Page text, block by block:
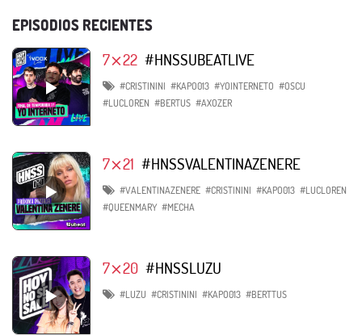
EPISODIOS RECIENTES
7⨯22 #HNSSUBEATLIVE
#CRISTININI #KAPO013 #YOINTERNETO #OSCU
#LUCLOREN #BERTUS #AXOZER
7⨯21 #HNSSVALENTINAZENERE
#VALENTINAZENERE #CRISTININI #KAPO013 #LUCLOREN
#QUEENMARY #MECHA
7⨯20 #HNSSLUZU
#LUZU #CRISTININI #KAPO013 #BERTTUS